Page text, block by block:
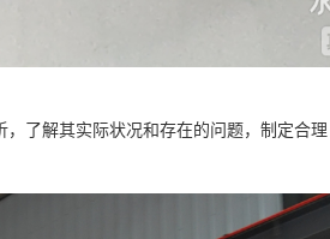
了解其实际状况和存在的问题，制定合理